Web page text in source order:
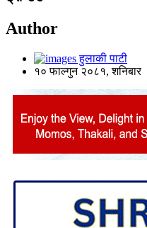
Author
हुलाकी पाटी
१० फाल्गुन २०८१, शनिबार